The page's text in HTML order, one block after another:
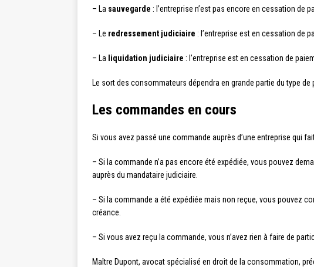
– La sauvegarde : l’entreprise n’est pas encore en cessation de
– Le redressement judiciaire : l’entreprise est en cessation de
– La liquidation judiciaire : l’entreprise est en cessation de
Le sort des consommateurs dépendra en grande partie du type de
Les commandes en cours
Si vous avez passé une commande auprès d’une entreprise qui
– Si la commande n’a pas encore été expédiée, vous pouvez
auprès du mandataire judiciaire.
– Si la commande a été expédiée mais non reçue, vous pouvez
créance.
– Si vous avez reçu la commande, vous n’avez rien à faire de
Maître Dupont, avocat spécialisé en droit de la consommation,